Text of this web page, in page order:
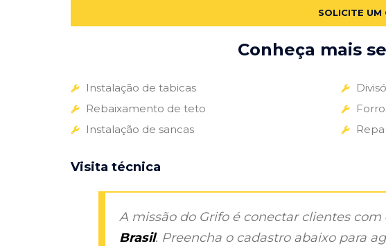
SOLICITE UM
Conheça mais
Instalação de tabicas
Rebaixamento de teto
Instalação de sancas
Visita técnica
A missão do Grifo é conectar clientes com
Brasil. Preencha o cadastro abaixo para